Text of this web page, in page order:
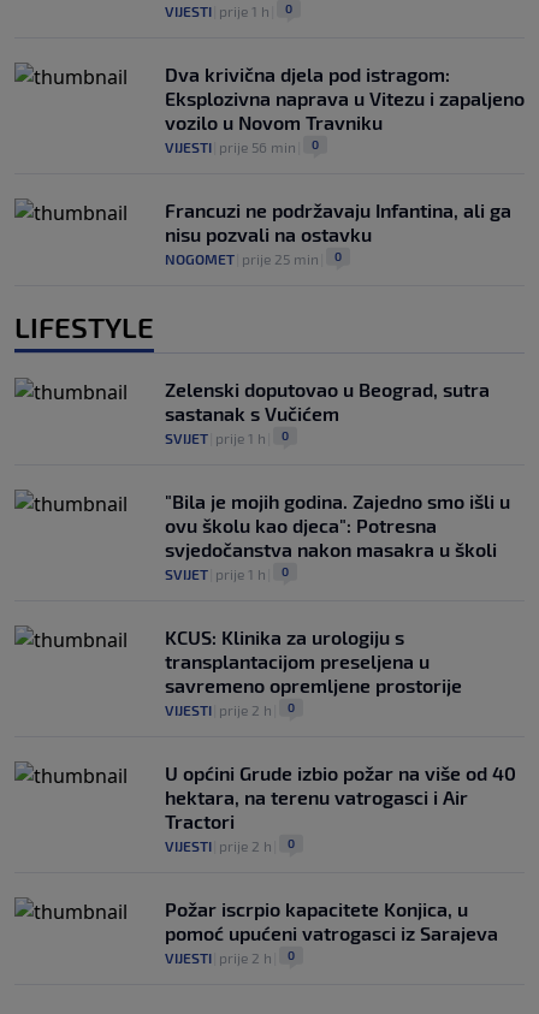
VIJESTI prije 1 h 0
Dva krivična djela pod istragom:
Eksplozivna naprava u Vitezu i zapaljeno
vozilo u Novom Travniku
VIJESTI prije 56 min 0
Francuzi ne podržavaju Infantina, ali ga
nisu pozvali na ostavku
NOGOMET prije 25 min 0
LIFESTYLE
Zelenski doputovao u Beograd, sutra
sastanak s Vučićem
SVIJET prije 1 h 0
"Bila je mojih godina. Zajedno smo išli u
ovu školu kao djeca": Potresna
svjedočanstva nakon masakra u školi
SVIJET prije 1 h 0
KCUS: Klinika za urologiju s
transplantacijom preseljena u
savremeno opremljene prostorije
VIJESTI prije 2 h 0
U općini Grude izbio požar na više od 40
hektara, na terenu vatrogasci i Air
Tractori
VIJESTI prije 2 h 0
Požar iscrpio kapacitete Konjica, u
pomoć upućeni vatrogasci iz Sarajeva
VIJESTI prije 2 h 0